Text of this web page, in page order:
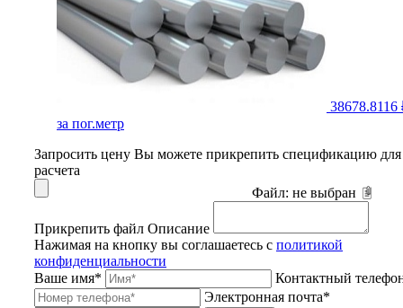
38678.8116
за пог.метр
Запросить цену Вы можете прикрепить спецификацию для
расчета
Файл: не выбран
Прикрепить файл Описание
Нажимая на кнопку вы соглашаетесь с политикой
конфиденциальности
Ваше имя*
Контактный
Электронная почта*